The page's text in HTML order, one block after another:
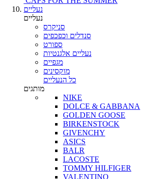
נעליים
נעליים
סניקרס
סנדלים וכפכפים
ספורט
נעליים אלגנטיות
מגפיים
מוקסינים
כל הנעליים
מותגים
NIKE
DOLCE & GABBANA
GOLDEN GOOSE
BIRKENSTOCK
GIVENCHY
ASICS
BALR
LACOSTE
TOMMY HILFIGER
VALENTINO